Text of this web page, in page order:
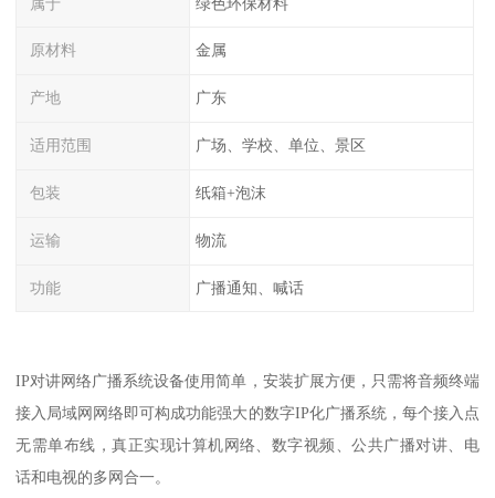
原材料 金属
产地 广东
适用范围 广场、学校、单位、景区
包装 纸箱+泡沫
运输 物流
功能 广播通知、喊话
IP对讲网络广播系统设备使用简单，安装扩展方便，只需将音频终端
接入局域网网络即可构成功能强大的数字IP化广播系统，每个接入点
无需单布线，真正实现计算机网络、数字视频、公共广播对讲、电
话和电视的多网合一。